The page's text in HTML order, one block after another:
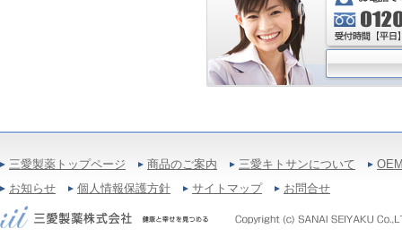
三愛製薬トップページ 商品のご案内 三愛キトサンについて
お知らせ
個人情報保護方針 サイトマップ お問合せ